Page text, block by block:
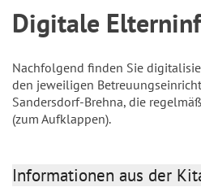
Digitale
Nachfolgend finden Sie
den jeweiligen
Sandersdorf-Brehna, die
(zum Aufklappen).
Informationen aus der